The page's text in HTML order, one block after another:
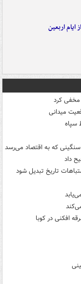
ایام اربعین
کرد
میدانی
سپاه
که به اقتصاد می‌رسد
داد
تاریخ تبدیل شود
افکنی در کوبا